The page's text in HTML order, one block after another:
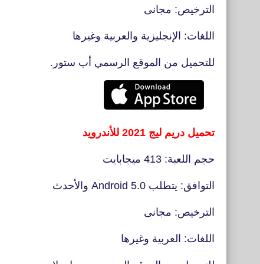
الترخيص: مجانى
اللغات: الإنجليزية والعربية وغيرها
للتحميل من الموقع الرسمي أب ستور.
تحميل دريم ليج 2021 للأندرويد
حجم اللعبة: 413 ميجابايت
التوافق: يتطلب Android 5.0 والأحدث
الترخيص: مجانى
اللغات: العربية وغيرها